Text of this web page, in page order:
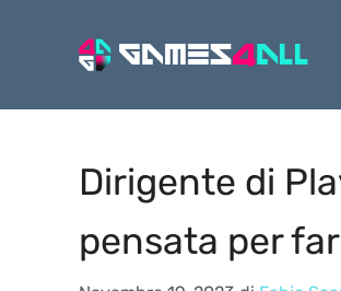
Dirigente di
pensata per